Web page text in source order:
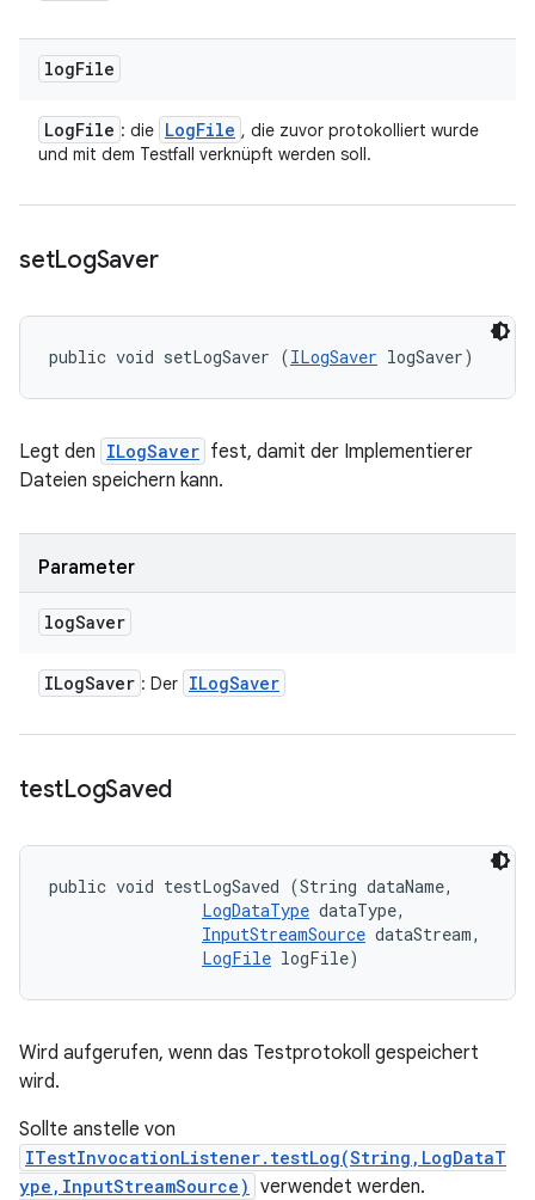
logFile
LogFile : die LogFile , die zuvor protokolliert wurde
und mit dem Testfall verknüpft werden soll.
setLogSaver
public void setLogSaver (ILogSaver logSaver)
Legt den ILogSaver fest, damit der Implementierer
Dateien speichern kann.
Parameter
logSaver
ILogSaver : Der ILogSaver
testLogSaved
public void testLogSaved (String dataName,
LogDataType dataType,
InputStreamSource dataStream,
LogFile logFile)
Wird aufgerufen, wenn das Testprotokoll gespeichert
wird.
Sollte anstelle von
ITestInvocationListener.testLog(String,LogDataT
ype,InputStreamSource) verwendet werden.